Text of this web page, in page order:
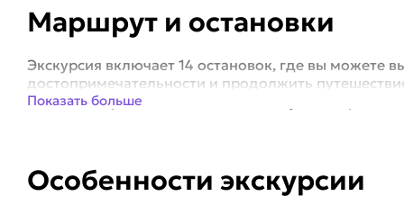
Маршрут и остановки
Экскурсия включает 14 остановок, где вы можете
достопримечательности и продолжить
момента первой посадки. Рекомендуем выбрать
Показать больше
Особенности экскурсии